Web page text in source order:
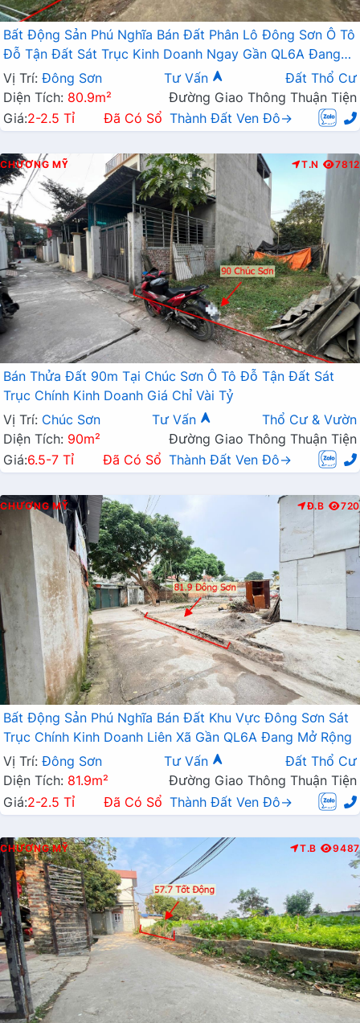
Bất Động Sản Phú Nghĩa Bán Đất Phân Lô Đông Sơn Ô Tô
Đỗ Tận Đất Sát Trục Kinh Doanh Ngay Gần QL6A Đang
Triển Khai Mở Rộng
Vị Trí: Đông Sơn Tư Vấn
Đất Thổ Cư
Diện Tích: 80.9m²
Đường Giao Thông Thuận Tiện
Giá:2-2.5 Tỉ Đã Có Sổ Thành Đất Ven Đô→
CHƯƠNG MỸ T.N 7812
Bán Thửa Đất 90m Tại Chúc Sơn Ô Tô Đỗ Tận Đất Sát
Trục Chính Kinh Doanh Giá Chỉ Vài Tỷ
Vị Trí: Chúc Sơn Tư Vấn
Thổ Cư & Vườn
Diện Tích: 90m²
Đường Giao Thông Thuận Tiện
Giá:6.5-7 Tỉ Đã Có Sổ Thành Đất Ven Đô→
CHƯƠNG MỸ Đ.B 720
Bất Động Sản Phú Nghĩa Bán Đất Khu Vực Đông Sơn Sát
Trục Chính Kinh Doanh Liên Xã Gần QL6A Đang Mở Rộng
Vị Trí: Đông Sơn Tư Vấn
Đất Thổ Cư
Diện Tích: 81.9m²
Đường Giao Thông Thuận Tiện
Giá:2-2.5 Tỉ Đã Có Sổ Thành Đất Ven Đô→
CHƯƠNG MỸ T.B 9487